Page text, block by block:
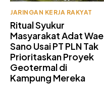
JARINGAN KERJA RAKYAT
Ritual Syukur
Masyarakat Adat Wae
Sano Usai PT PLN Tak
Prioritaskan Proyek
Geotermal di
Kampung Mereka